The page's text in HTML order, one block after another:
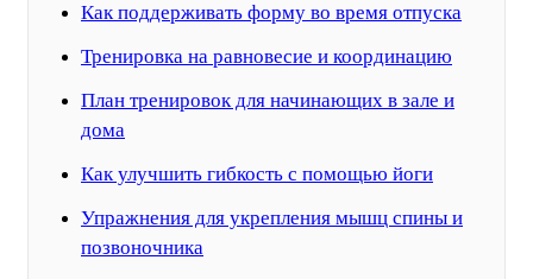
Как поддерживать форму во время отпуска
Тренировка на равновесие и координацию
План тренировок для начинающих в зале и
дома
Как улучшить гибкость с помощью йоги
Упражнения для укрепления мышц спины и
позвоночника